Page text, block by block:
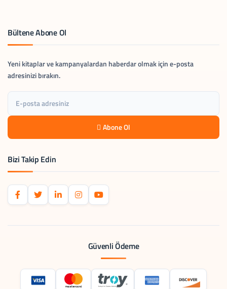
Bültene Abone Ol
Yeni kitaplar ve kampanyalardan haberdar olmak için e-posta
adresinizi bırakın.
Abone Ol
Bizi Takip Edin
Güvenli Ödeme